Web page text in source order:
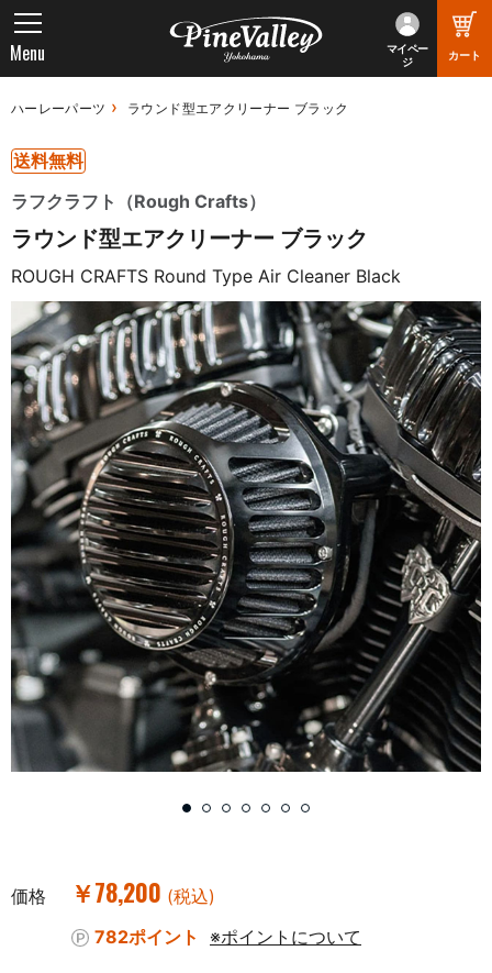
マイペー
ジ
カート
Menu
ハーレーパーツ ラウンド型エアクリーナー ブラック
送料無料
ラフクラフト（Rough Crafts）
ラウンド型エアクリーナー ブラック
ROUGH CRAFTS Round Type Air Cleaner Black
価格 ￥78,200 (税込)
782ポイント
※ポイントについて